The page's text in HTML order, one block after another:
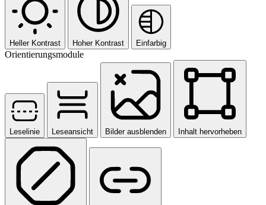
Heller Kontrast Hoher Kontrast Einfarbig
Orientierungsmodule
Leselinie Leseansicht Bilder ausblenden Inhalt hervorheben